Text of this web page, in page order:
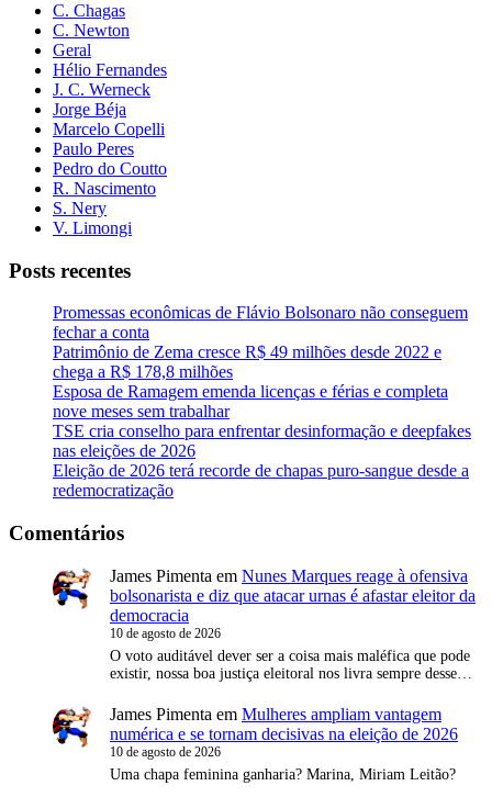
C. Chagas
C. Newton
Geral
Hélio Fernandes
J. C. Werneck
Jorge Béja
Marcelo Copelli
Paulo Peres
Pedro do Coutto
R. Nascimento
S. Nery
V. Limongi
Posts recentes
Promessas econômicas de Flávio Bolsonaro não conseguem
fechar a conta
Patrimônio de Zema cresce R$ 49 milhões desde 2022 e
chega a R$ 178,8 milhões
Esposa de Ramagem emenda licenças e férias e completa
nove meses sem trabalhar
TSE cria conselho para enfrentar desinformação e deepfakes
nas eleições de 2026
Eleição de 2026 terá recorde de chapas puro-sangue desde a
redemocratização
Comentários
James Pimenta em Nunes Marques reage à ofensiva
bolsonarista e diz que atacar urnas é afastar eleitor da
democracia
10 de agosto de 2026
O voto auditável dever ser a coisa mais maléfica que pode
existir, nossa boa justiça eleitoral nos livra sempre desse…
James Pimenta em Mulheres ampliam vantagem
numérica e se tornam decisivas na eleição de 2026
10 de agosto de 2026
Uma chapa feminina ganharia? Marina, Miriam Leitão?